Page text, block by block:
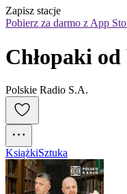
Zapisz stacje
Pobierz za darmo z App
Chłopaki
Polskie Radio S.A.
KsiążkiSztuka